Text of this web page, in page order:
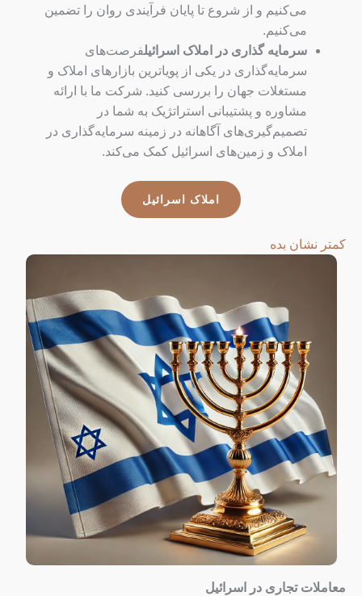
می‌کنیم و از شروع تا پایان فرآیندی روان را تضمین
می‌کنیم.
سرمایه گذاری در املاک اسرائیلفرصت‌های
سرمایه‌گذاری در یکی از پویاترین بازارهای املاک و
مستغلات جهان را بررسی کنید. شرکت ما با ارائه
مشاوره و پشتیبانی استراتژیک به شما در
تصمیم‌گیری‌های آگاهانه در زمینه سرمایه‌گذاری در
املاک و زمین‌های اسرائیل کمک می‌کند.
املاک اسرائیل
کمتر نشان بده
معاملات تجاری در اسرائیل